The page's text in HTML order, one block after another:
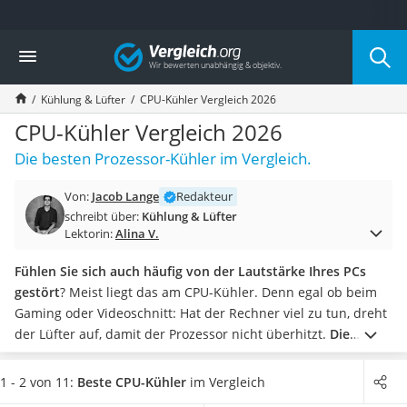
Die beliebtesten Vergleiche nach Kategorie
Elektronik
Powerstation
Monitor 32 Zoll 4K
Fernseher
Drucker
Desktop-PC
Diascanner
Laser-Multifunktionsdrucker
Powerstation mit Solarpanel
Gaming-PC
Soundbar
17-Zoll-Laptop
Satellitenschüssel
Gaming-Headset
Vergleich
Kühlung & Lüfter CPU-Kühler Vergleich 2026
CPU-Kühler Vergleich 2026
Die besten Prozessor-Kühler im Vergleich.
Von: Jacob Lange
Redakteur
schreibt über: Kühlung & Lüfter
Lektorin:Alina V.
Fühlen Sie sich auch häufig von der Lautstärke Ihres PCs
gestört? Meist liegt das am CPU-Kühler. Denn egal ob beim
Gaming oder Videoschnitt: Hat der Rechner viel zu tun, dreht
der Lüfter auf, damit der Prozessor nicht überhitzt. Die
besten CPU-Kühler erreichen Drehzahlen von mehr als 1.500
Umdrehungen pro Minute, sind dabei aber nicht lauter als
1 - 2 von 11: Beste CPU-Kühler im Vergleich